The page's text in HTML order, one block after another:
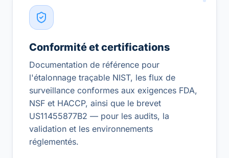
Conformité et certifications
Documentation de référence pour
l'étalonnage traçable NIST, les flux de
surveillance conformes aux exigences FDA,
NSF et HACCP, ainsi que le brevet
US11455877B2 — pour les audits, la
validation et les environnements
réglementés.